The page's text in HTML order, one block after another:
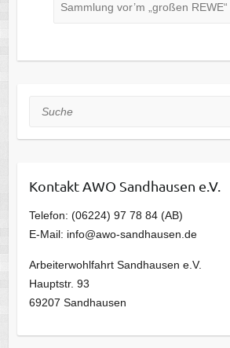
Sammlung vor’m „großen
Suche
Kontakt AWO Sandhausen e.V.
Telefon: (06224) 97 78 84 (AB)
E-Mail: info@awo-sandhausen.de
Arbeiterwohlfahrt Sandhausen e.V.
Hauptstr. 93
69207 Sandhausen